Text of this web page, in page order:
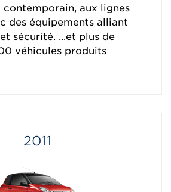
contemporain, aux lignes
des équipements alliant
sécurité. ...et plus de
véhicules produits
2011